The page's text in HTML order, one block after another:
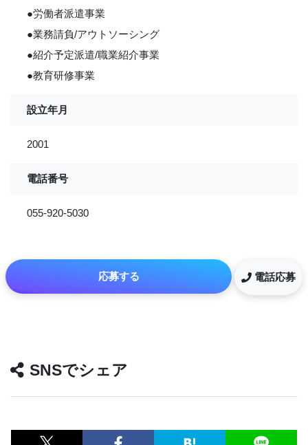
●労働者派遣事業
●業務請負/アウトソーシング
●紹介予定派遣/職業紹介事業
●教育研修事業
設立年月
2001
電話番号
055-920-5030
応募する 電話応募
SNSでシェア